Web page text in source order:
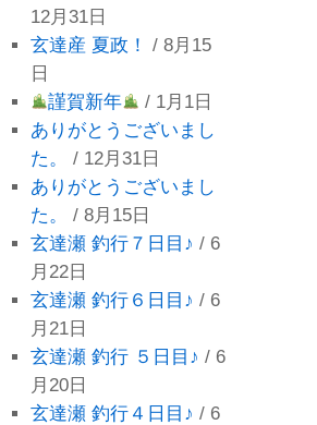
12月31日
玄達産 夏政！
/ 8月15
日
謹賀新年
/ 1月1日
ありがとうございまし
た。
/ 12月31日
ありがとうございまし
た。
/ 8月15日
玄達瀬 釣行７日目♪ / 6
月22日
玄達瀬 釣行６日目♪ / 6
月21日
玄達瀬 釣行 ５日目♪ / 6
月20日
玄達瀬 釣行４日目♪ / 6